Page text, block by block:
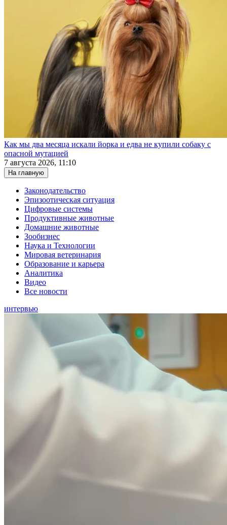
Как мы два месяца искали йорка и едва не купили собаку с
опасной мутацией
7 августа 2026, 11:10
На главную
Законодательство
Эпизоотическая ситуация
Цифровые системы
Продуктивные животные
Домашние животные
Зообизнес
Наука и Технологии
Мировая ветеринария
Образование и карьера
Аналитика
Видео
Все новости
интервью